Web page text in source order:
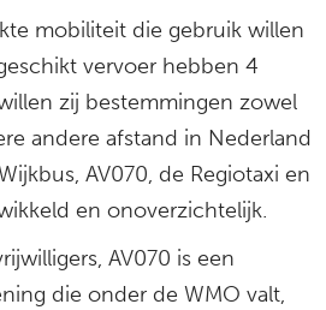
mobiliteit die gebruik willen
vervoer hebben 4
zij bestemmingen zowel
andere afstand in Nederland
AV070, de Regiotaxi en
en onoverzichtelijk.
AV070 is een
die onder de WMO valt,